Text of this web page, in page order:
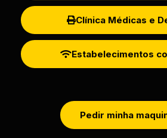
Clínica Médicas e
Estabelecimentos
Pedir minha